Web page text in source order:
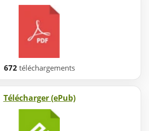
672 téléchargements
Télécharger (ePub)